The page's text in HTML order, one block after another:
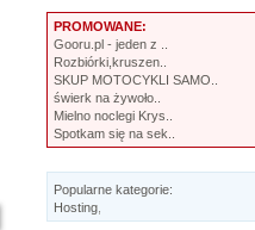
PROMOWANE:
Gooru.pl - jeden z ..
Rozbiórki,kruszen..
SKUP MOTOCYKLI SAMO..
świerk na żywoło..
Mielno noclegi Krys..
Spotkam się na sek..
Popularne kategorie:
Hosting